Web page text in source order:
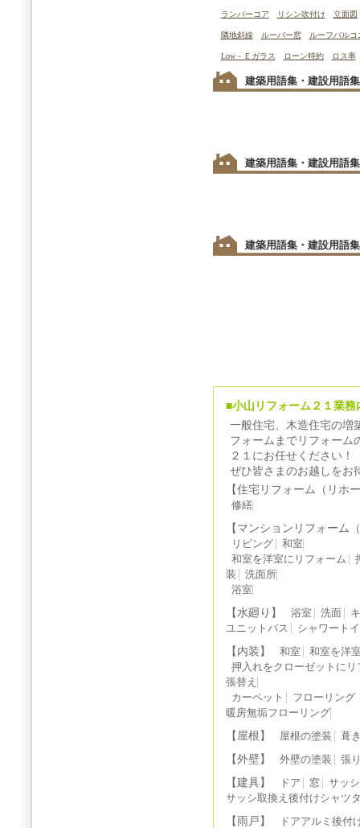
ランバーコア リシン吹付け 立面図
隣地斜線 ルーバー窓 ルーフバルコ
Low－Ｅガラス ローン特約 ロス率
建築用語集・建設用語
建築用語集・建設用語
建築用語集・建設用語
■小山リフォーム２１業務
一般住宅、木造住宅の増
フォームまでリフォーム
２１にお任せください！
ぜひ皆さまのお越しをお
【住宅リフォーム（リホ
修繕
【マンションリフォーム
リビング
和室
和室を洋室にリフォーム
装
洗面所
浴室
【水廻り】 浴室 洗面
ユニットバス
シャワート
【内装】 和室
和室を洋
押入れをクローゼットに
張替え
カーペット
フローリング
暖房無垢フローリング
【屋根】 屋根の塗装 葺
【外壁】 外壁の塗装 張
【建具】 ドア 窓
サッ
サッシ取換え後付けシャツ
【雨戸】
ドアアルミ後付